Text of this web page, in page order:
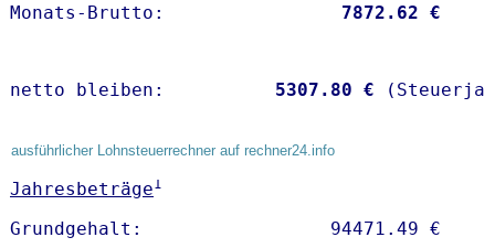
Monats-Brutto: 7872.62 €
netto bleiben: 5307.80 €
ausführlicher Lohnsteuerrechner auf rechner24.info
Jahresbeträge1